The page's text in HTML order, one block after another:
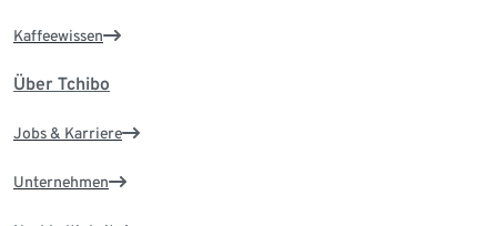
Kaffeewissen
Über Tchibo
Jobs & Karriere
Unternehmen